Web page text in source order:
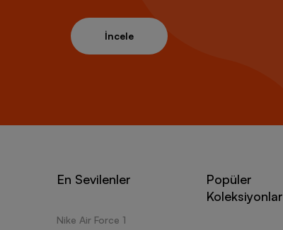
İncele
En Sevilenler
Nike Air Force 1
Popüler
Koleksiyonlar